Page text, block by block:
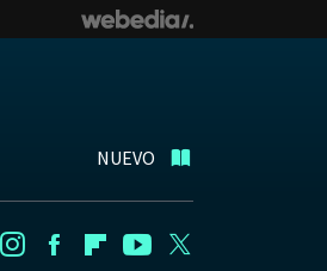
NUEVO
InstagramFacebookFlipboard
Youtube